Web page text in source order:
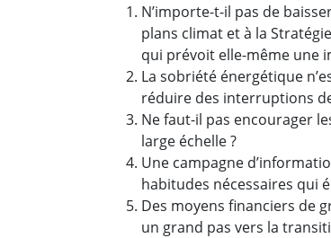
N’importe-t-il pas de
plans climat et à la
qui prévoit elle-même une
La sobriété énergétique
réduire des interruptions
Ne faut-il pas encourager
large échelle ?
Une campagne
habitudes nécessaires qui
Des moyens financiers de
un grand pas vers la